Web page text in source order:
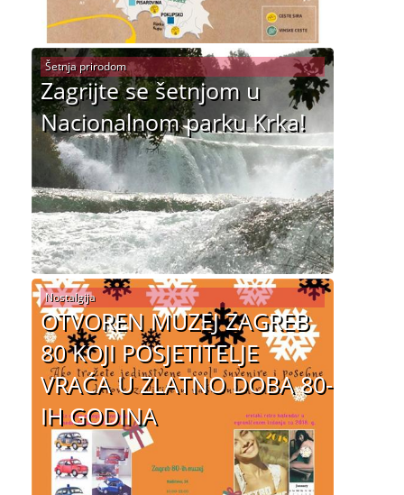
Zagrijte se šetnjom u
Nacionalnom parku Krka!
Šetnja prirodom
OTVOREN MUZEJ ZAGREB
80 KOJI POSJETITELJE
VRAĆA U ZLATNO DOBA 80-
IH GODINA
Nostalgija